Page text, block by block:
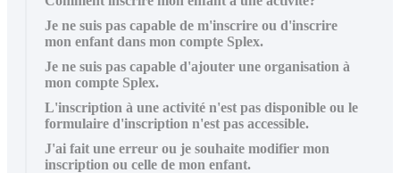
Je ne suis pas capable de m'inscrire ou d'inscrire
mon enfant dans mon compte Splex.
Je ne suis pas capable d'ajouter une organisation à
mon compte Splex.
L'inscription à une activité n'est pas disponible ou le
formulaire d'inscription n'est pas accessible.
J'ai fait une erreur ou je souhaite modifier mon
inscription ou celle de mon enfant.